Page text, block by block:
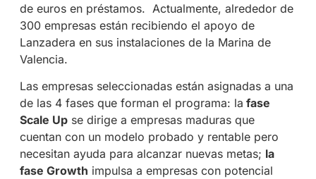
de euros en préstamos. Actualmente, alrededor de
300 empresas están recibiendo el apoyo de
Lanzadera en sus instalaciones de la Marina de
Valencia.
Las empresas seleccionadas están asignadas a una
de las 4 fases que forman el programa: la fase
Scale Upse dirige a empresas maduras que
cuentan con un modelo probado y rentable pero
necesitan ayuda para alcanzar nuevas metas; la
fase Growth impulsa a empresas con potencial